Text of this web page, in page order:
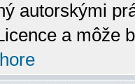
autorskými
a môže